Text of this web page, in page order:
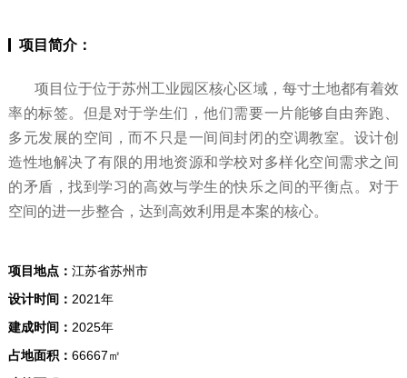
项目简介：
项目位于位于苏州工业园区核心区域，每寸土地都有着效
率的标签。但是对于学生们，他们需要一片能够自由奔跑、
多元发展的空间，而不只是一间间封闭的空调教室。设计创
造性地解决了有限的用地资源和学校对多样化空间需求之间
的矛盾，找到学习的高效与学生的快乐之间的平衡点。对于
空间的进一步整合，达到高效利用是本案的核心。
项目地点： 江苏省苏州市
设计时间： 2021年
建成时间： 2025年
占地面积： 66667㎡